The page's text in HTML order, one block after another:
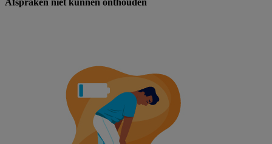
Afspraken niet kunnen onthouden